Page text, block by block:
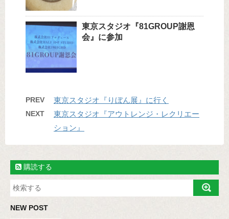
東京スタジオ『81GROUP謝恩
会』に参加
PREV 東京スタジオ『りぼん展』に行く
NEXT
東京スタジオ『アウトレンジ・レクリエー
ション』
購読する
NEW POST